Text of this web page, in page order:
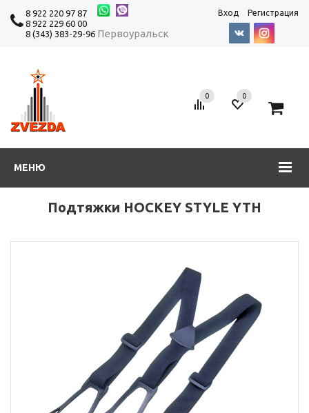
8 922 220 97 87
8 922 229 60 00
8 (343) 383-29-96 Первоуральск
Вход Регистрация
МЕНЮ
0 0
Подтяжки HOCKEY STYLE YTH